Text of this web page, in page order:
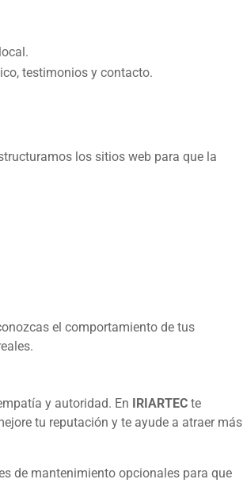
testimonios y contacto.
los sitios web para que la
el comportamiento de tus
y autoridad. En IRIARTEC te
tu reputación y te ayude a atraer más
de mantenimiento opcionales para que